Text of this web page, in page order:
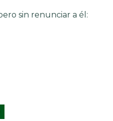
sin renunciar a él: